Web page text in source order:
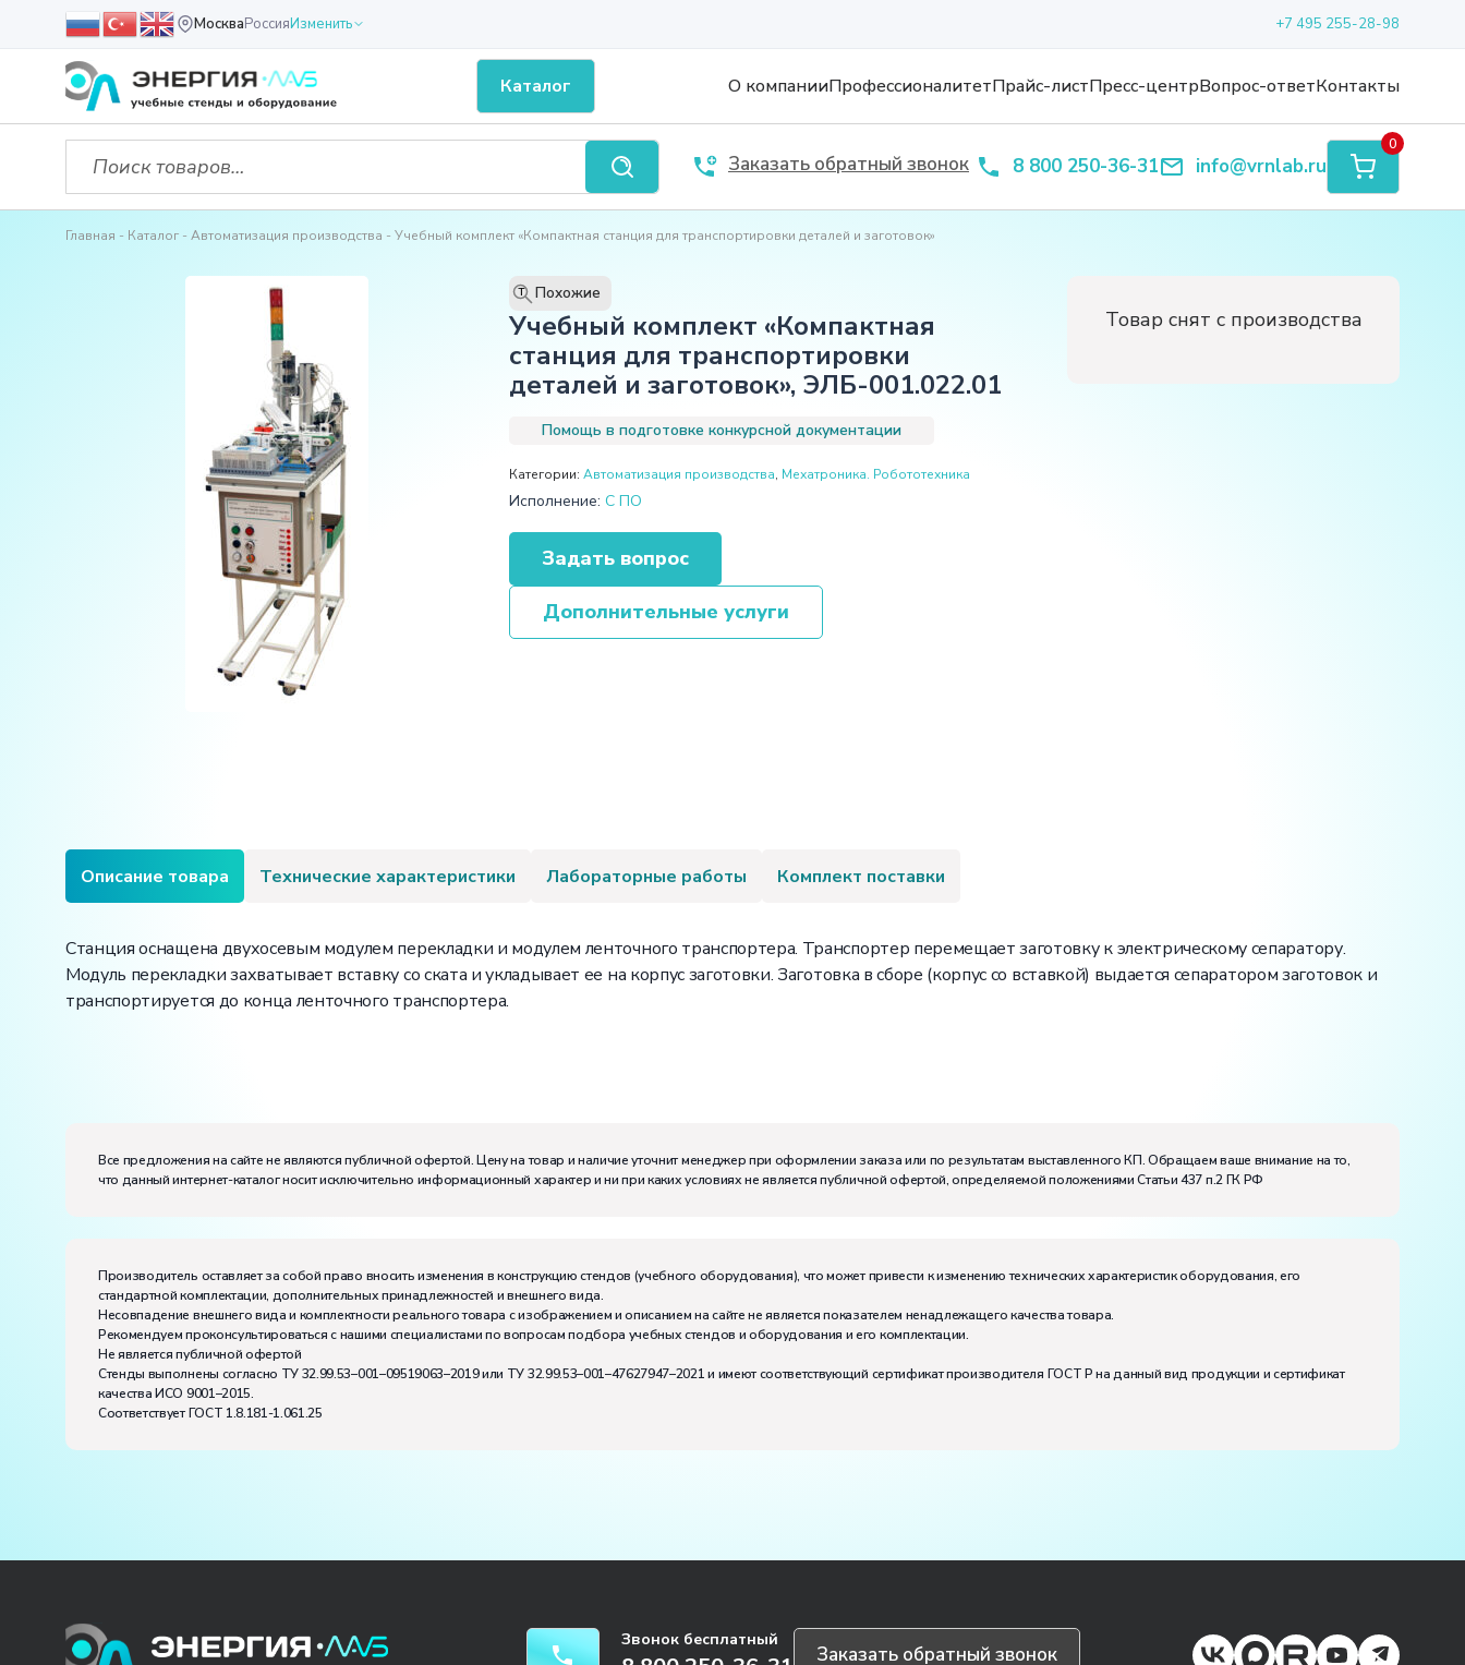
МоскваРоссияИзменить +7 495 255-28-98
Каталог О компанииПрофессионалитетПрайс-листПресс-центрВопрос-ответКонтакты
Заказать обратный звонок 8 800 250-36-31 info@vrnlab.ru
0
Главная Каталог Автоматизация производства Учебный комплект «Компактная станция для транспортировки деталей и заготовок»
T Похожие
Учебный комплект «Компактная
станция для транспортировки
деталей и заготовок», ЭЛБ-001.022.01
Помощь в подготовке конкурсной документации
Категории: Автоматизация производства, Мехатроника. Робототехника
Исполнение: С ПО
Задать вопрос
Дополнительные услуги
Товар снят с производства
Описание товара Технические характеристики Лабораторные работы Комплект поставки
Станция оснащена двухосевым модулем перекладки и модулем ленточного транспортера. Транспортер перемещает заготовку к электрическому сепаратору.
Модуль перекладки захватывает вставку со ската и укладывает ее на корпус заготовки. Заготовка в сборе (корпус со вставкой) выдается сепаратором заготовок и
транспортируется до конца ленточного транспортера.
Потребляемая мощность, В·А:
200
Электропитание:
Диапазон рабочих температур, ˚С:
Влажность, %:до 80
Количество человек, которое одновременно и активно может работать на комплекте:2
Все предложения на сайте не являются публичной офертой. Цену на товар и наличие уточнит менеджер при оформлении заказа или по результатам выставленного КП. Обращаем ваше внимание на то,
что данный интернет-каталог носит исключительно информационный характер и ни при каких условиях не является публичной офертой, определяемой положениями Статьи 437 п.2 ГК РФ
Производитель оставляет за собой право вносить изменения в конструкцию стендов (учебного оборудования), что может привести к изменению технических характеристик оборудования, его
стандартной комплектации, дополнительных принадлежностей и внешнего вида.
Несовпадение внешнего вида и комплектности реального товара с изображением и описанием на сайте не является показателем ненадлежащего качества товара.
Рекомендуем проконсультироваться с нашими специалистами по вопросам подбора учебных стендов и оборудования и его комплектации.
Не является публичной офертой
Стенды выполнены согласно ТУ 32.99.53–001–09519063–2019 или ТУ 32.99.53–001–47627947–2021 и имеют соответствующий сертификат производителя ГОСТ Р на данный вид продукции и сертификат
качества ИСО 9001–2015.
Соответствует ГОСТ 1.8.181-1.061.25
Звонок бесплатный
Заказать обратный звонок